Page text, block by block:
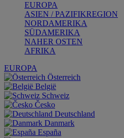
EUROPA
ASIEN / PAZIFIKREGION
NORDAMERIKA
SÜDAMERIKA
NAHER OSTEN
AFRIKA
EUROPA
Österreich
België
Schweiz
Česko
Deutschland
Danmark
España